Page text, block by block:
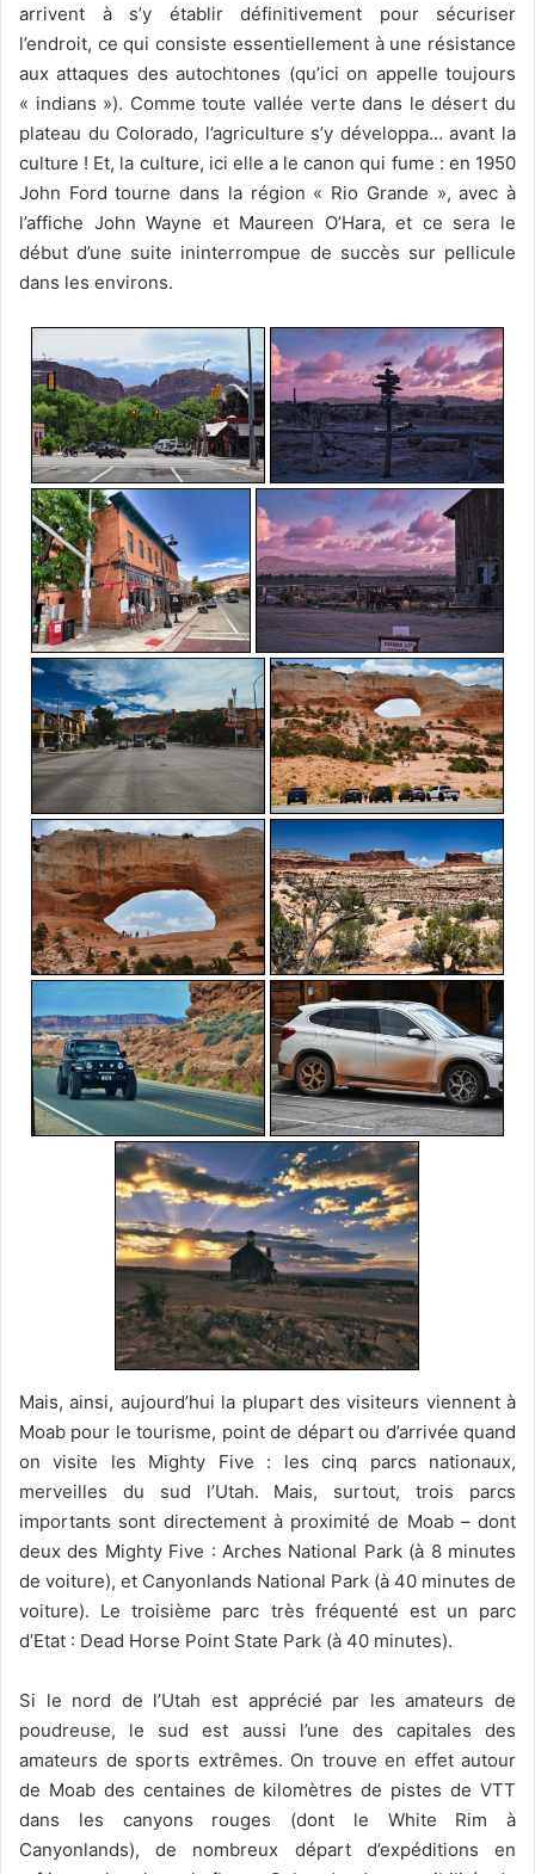
arrivent à s’y établir définitivement pour sécuriser
l’endroit, ce qui consiste essentiellement à une résistance
aux attaques des autochtones (qu’ici on appelle toujours
« indians »). Comme toute vallée verte dans le désert du
plateau du Colorado, l’agriculture s’y développa… avant la
culture ! Et, la culture, ici elle a le canon qui fume : en 1950
John Ford tourne dans la région « Rio Grande », avec à
l’affiche John Wayne et Maureen O’Hara, et ce sera le
début d’une suite ininterrompue de succès sur pellicule
dans les environs.
Mais, ainsi, aujourd’hui la plupart des visiteurs viennent à
Moab pour le tourisme, point de départ ou d’arrivée quand
on visite les Mighty Five : les cinq parcs nationaux,
merveilles du sud l’Utah. Mais, surtout, trois parcs
importants sont directement à proximité de Moab – dont
deux des Mighty Five : Arches National Park (à 8 minutes
de voiture), et Canyonlands National Park (à 40 minutes de
voiture). Le troisième parc très fréquenté est un parc
d’Etat : Dead Horse Point State Park (à 40 minutes).
Si le nord de l’Utah est apprécié par les amateurs de
poudreuse, le sud est aussi l’une des capitales des
amateurs de sports extrêmes. On trouve en effet autour
de Moab des centaines de kilomètres de pistes de VTT
dans les canyons rouges (dont le White Rim à
Canyonlands), de nombreux départ d’expéditions en